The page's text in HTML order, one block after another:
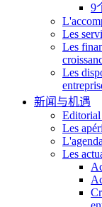
9
Les
Les
Les
新闻与机遇
Editorial
Les
L'agenda
Les